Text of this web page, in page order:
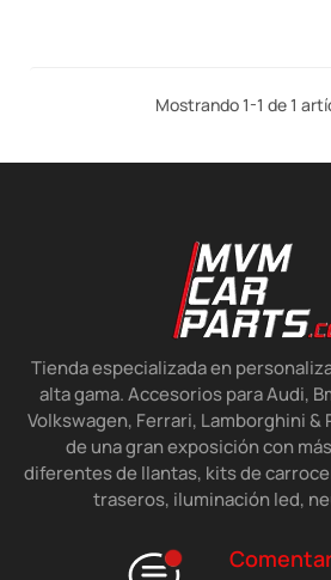
Mostrando 1-1 de 1
Tienda especializada en
alta gama. Accesorios para Audi,
Volkswagen, Ferrari, Lamborghini &
de una gran exposición con
diferentes de llantas, kits de
traseros, iluminación led,